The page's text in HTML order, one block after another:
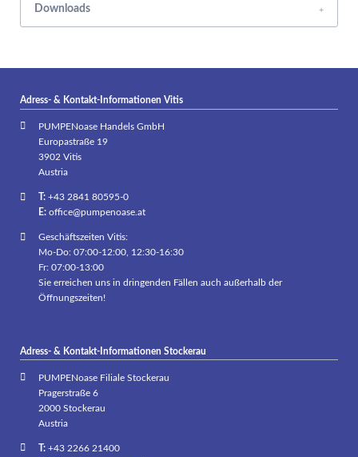
Downloads
Adress- & Kontakt-Informationen Vitis
PUMPENoase Handels GmbH
Europastraße 19
3902 Vitis
Austria
T:+43 2841 80595-0
E: office@pumpenoase.at
Geschäftszeiten Vitis:
Mo-Do: 07:00-12:00, 12:30-16:30
Fr: 07:00-13:00
Sie erreichen uns in dringenden Fällen auch außerhalb der
Öffnungszeiten!
Adress- & Kontakt-Informationen Stockerau
PUMPENoase Filiale Stockerau
Pragerstraße 6
2000 Stockerau
Austria
T:+43 2266 21400